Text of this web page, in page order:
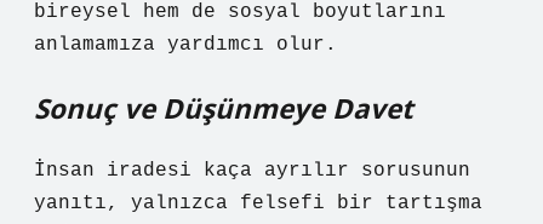
bireysel hem de sosyal boyutlarını
anlamamıza yardımcı olur.
Sonuç ve Düşünmeye Davet
İnsan iradesi kaça ayrılır sorusunun
yanıtı, yalnızca felsefi bir tartışma